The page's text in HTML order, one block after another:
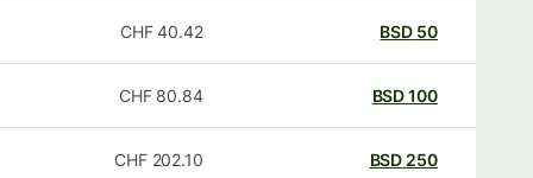
50
BSD
40.42
CHF
100
BSD
80.84
CHF
250
BSD
202.10
CHF